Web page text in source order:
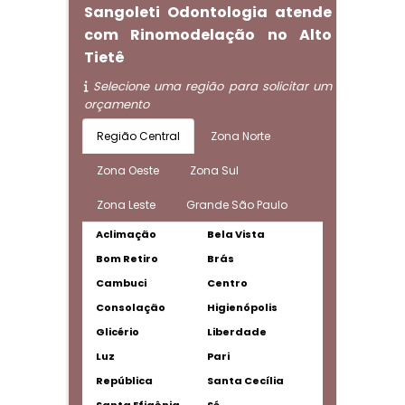
Sangoleti Odontologia atende
com Rinomodelação no Alto
Tietê
Selecione uma região para solicitar um
orçamento
Região Central Zona Norte
Zona Oeste Zona Sul
Zona Leste Grande São Paulo
Aclimação
Bela Vista
Bom Retiro
Brás
Cambuci
Centro
Consolação
Higienópolis
Glicério
Liberdade
Luz
Pari
República
Santa Cecília